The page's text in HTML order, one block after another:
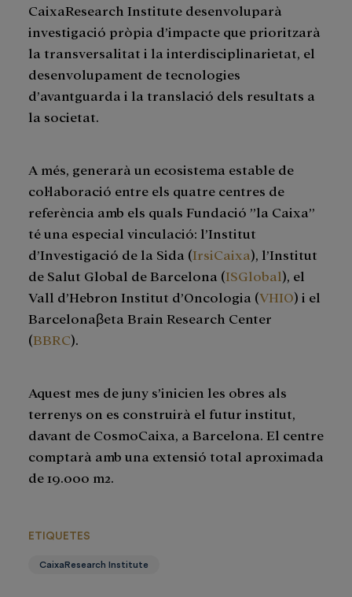
CaixaResearch Institute desenvoluparà
investigació pròpia d’impacte que prioritzarà
la transversalitat i la interdisciplinarietat, el
desenvolupament de tecnologies
d’avantguarda i la translació dels resultats a
la societat.
A més, generarà un ecosistema estable de
col·laboració entre els quatre centres de
referència amb els quals Fundació ”la Caixa”
té una especial vinculació: l’Institut
d’Investigació de la Sida (IrsiCaixa), l’Institut
de Salut Global de Barcelona (ISGlobal), el
Vall d’Hebron Institut d’Oncologia (VHIO) i el
Barcelonaβeta Brain Research Center
(BBRC).
Aquest mes de juny s’inicien les obres als
terrenys on es construirà el futur institut,
davant de CosmoCaixa, a Barcelona. El centre
comptarà amb una extensió total aproximada
de 19.000 m2.
ETIQUETES
CaixaResearch Institute